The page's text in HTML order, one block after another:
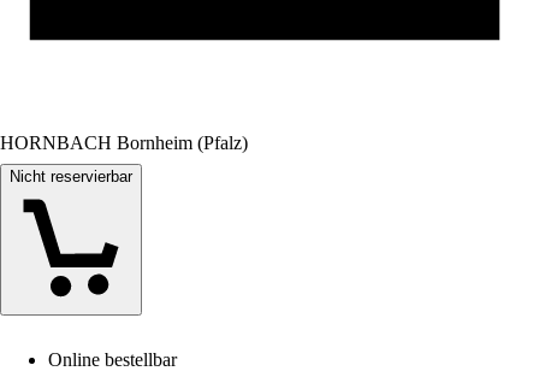
HORNBACH Bornheim (Pfalz)
Nicht reservierbar
Online bestellbar